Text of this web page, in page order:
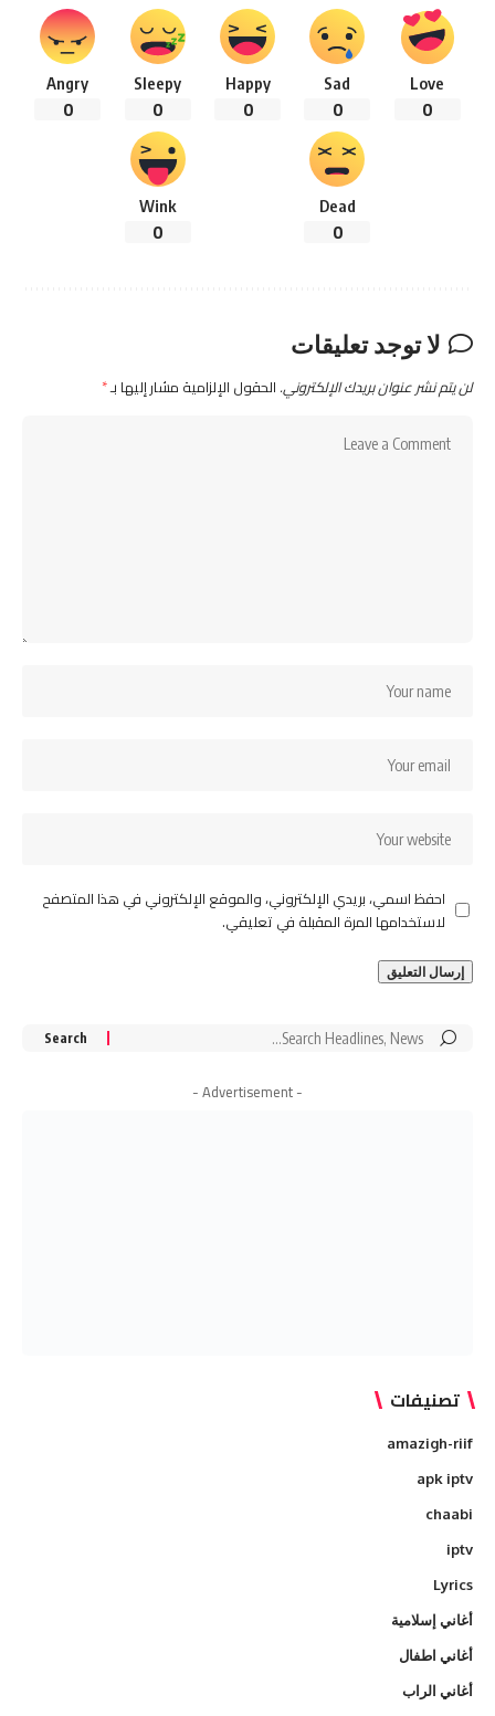
Love
0
Sad
0
Happy
0
Sleepy
0
Angry
0
Dead
0
Wink
0
لا توجد تعليقات
لن يتم نشر عنوان بريدك الإلكتروني. الحقول الإلزامية مشار إليها بـ*
احفظ اسمي، بريدي الإلكتروني، والموقع الإلكتروني في هذا المتصفح
لاستخدامها المرة المقبلة في تعليقي.
Search
- Advertisement -
تصنيفات
amazigh-riif
apk iptv
chaabi
iptv
Lyrics
أغاني إسلامية
أغاني اطفال
أغاني الراب